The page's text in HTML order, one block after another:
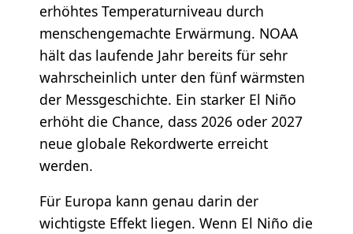
erhöhtes Temperaturniveau durch
menschengemachte Erwärmung. NOAA
hält das laufende Jahr bereits für sehr
wahrscheinlich unter den fünf wärmsten
der Messgeschichte. Ein starker El Niño
erhöht die Chance, dass 2026 oder 2027
neue globale Rekordwerte erreicht
werden.
Für Europa kann genau darin der
wichtigste Effekt liegen. Wenn El Niño die